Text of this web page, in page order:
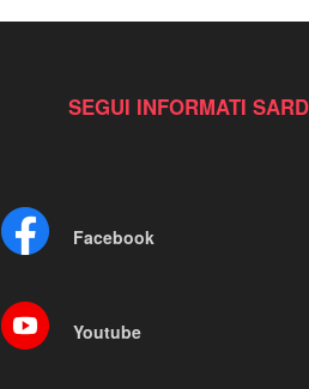
SEGUI INFORMATI
Facebook
Youtube